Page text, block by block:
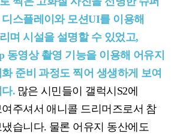
스플레이와 모션UI를 이용해
며 시설을 설명할 수 있었고,
동영상 촬영 기능을 이용해 어유지
준비 과정도 찍어 생생하게 보여
. 많은 시민들이 갤럭시 S2에
주셔서 애니콜 드리머즈로서 참
습니다. 물론 어유지 동산에도